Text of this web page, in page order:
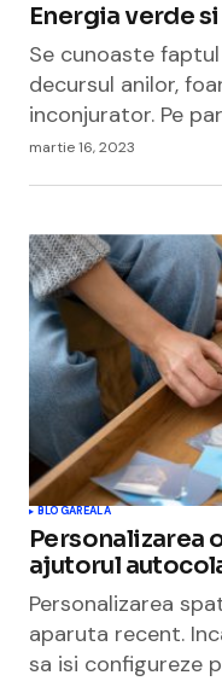
Energia verde
Se cunoaste
decursul anilor,
inconjurator. Pe
martie 16, 2023
BLOGAREALA
Personalizarea
ajutorul
Personalizarea
aparuta recent.
sa isi configureze